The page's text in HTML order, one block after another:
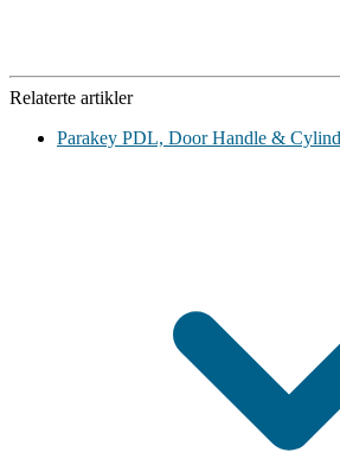
Relaterte artikler
Parakey PDL, Door Handle &